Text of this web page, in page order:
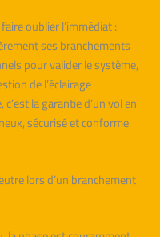
oublier l’immédiat :
ses branchements
pour valider le système,
de l’éclairage
la garantie d’un vol en
sécurisé et conforme
lors d’un branchement